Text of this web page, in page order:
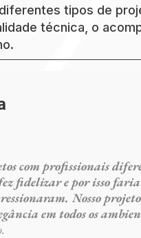
tipos de
técnica, o
com profissionais
fidelizar e por isso
Nosso
em todos os